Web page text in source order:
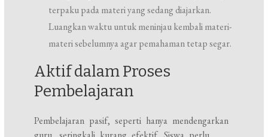
terpaku pada materi yang sedang diajarkan.
Luangkan waktu untuk meninjau kembali materi-
materi sebelumnya agar pemahaman tetap segar.
Aktif dalam Proses
Pembelajaran
Pembelajaran pasif, seperti hanya mendengarkan